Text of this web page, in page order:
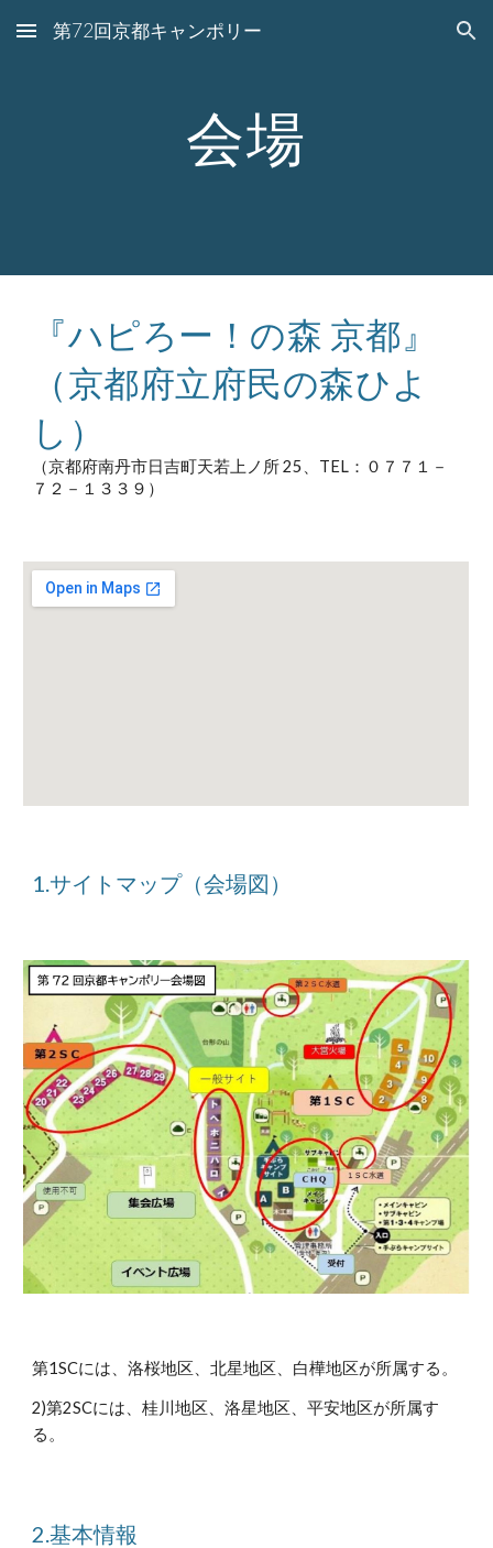
Skip to main content Skip to navigation
第72回京都キャンポリー
会場
『ハピろー！の森 京都』
（京都府立府民の森ひよ
し）
（京都府南丹市日吉町天若上ノ所 25、TEL：０７７１－
７２－１３３９）
1.サイトマップ（会場図）
第1SCには、洛桜地区、北星地区、白樺地区が所属する。
2)第2SCには、桂川地区、洛星地区、平安地区が所属す
る。
2.基本情報